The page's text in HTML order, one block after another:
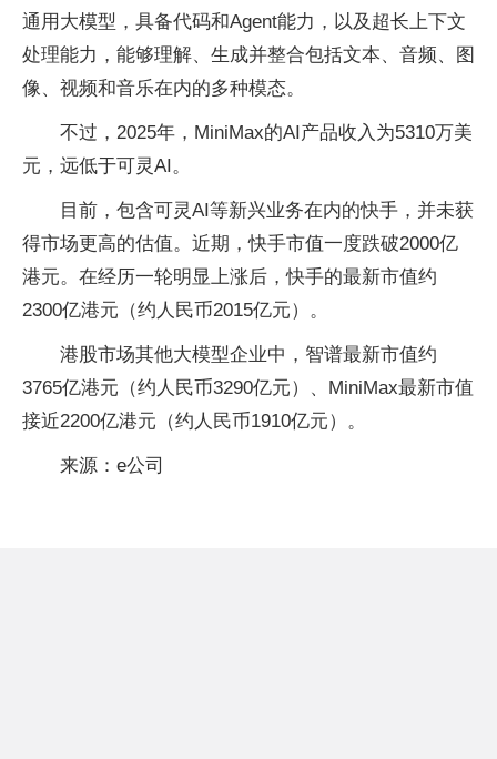
通用大模型，具备代码和Agent能力，以及超长上下文
处理能力，能够理解、生成并整合包括文本、音频、图
像、视频和音乐在内的多种模态。
不过，2025年，MiniMax的AI产品收入为5310万美
元，远低于可灵AI。
目前，包含可灵AI等新兴业务在内的快手，并未获
得市场更高的估值。近期，快手市值一度跌破2000亿
港元。在经历一轮明显上涨后，快手的最新市值约
2300亿港元（约人民币2015亿元）。
港股市场其他大模型企业中，智谱最新市值约
3765亿港元（约人民币3290亿元）、MiniMax最新市值
接近2200亿港元（约人民币1910亿元）。
来源：e公司